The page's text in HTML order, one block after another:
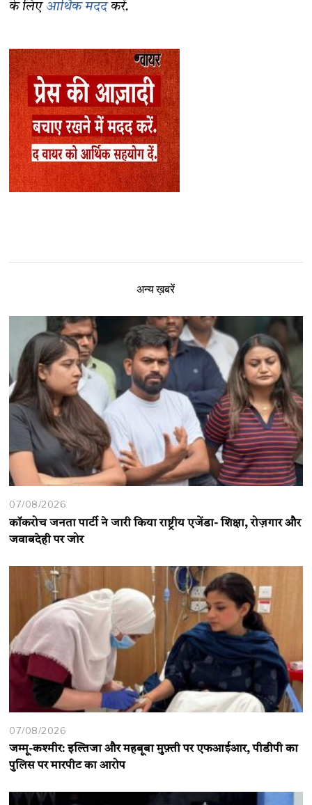
के लिए आर्थिक मददकरें.
अन्य ख़बरें
07/08/2026
कॉकरोच जनता पार्टी ने जारी किया राष्ट्रीय एजेंडा- शिक्षा, रोज़गार और
जवाबदेही पर जोर
07/08/2026
जम्मू-कश्मीर: इल्तिजा और महबूबा मुफ़्ती पर एफआईआर, पीडीपी का
पुलिस पर मारपीट का आरोप